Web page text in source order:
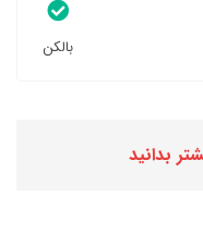
بالکن
بدانید